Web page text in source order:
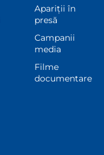
Apariții în
presă
Campanii
media
Filme
documentare